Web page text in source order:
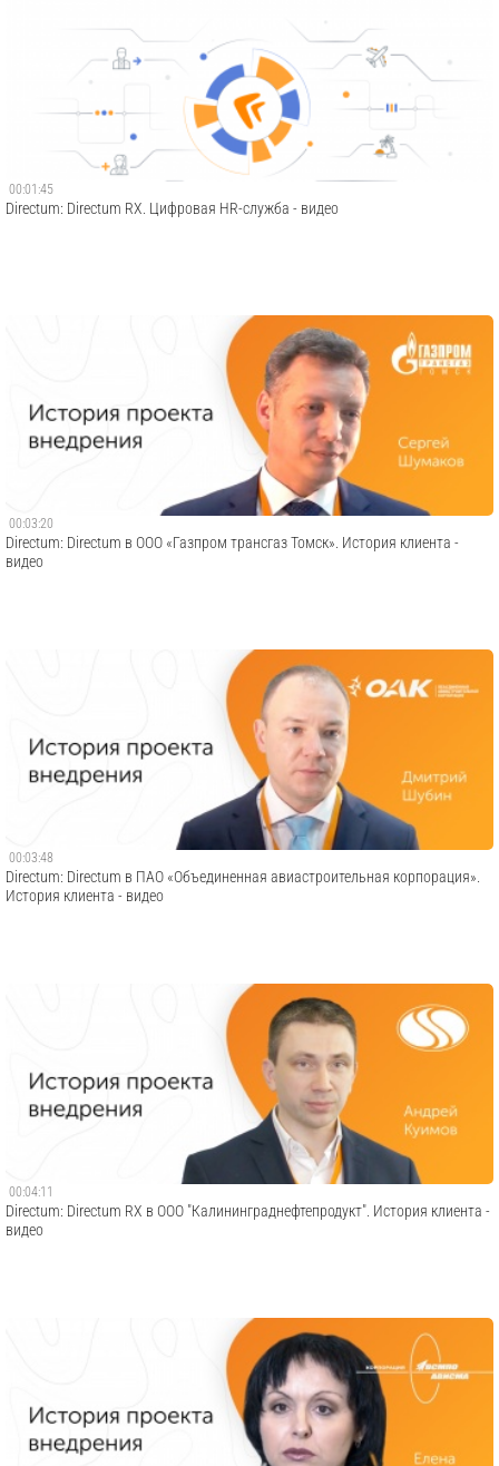
00:01:45
Directum: Directum RX. Цифровая HR-служба - видео
00:03:20
Directum: Directum в ООО «Газпром трансгаз Томск». История клиента -
видео
00:03:48
Directum: Directum в ПАО «Объединенная авиастроительная корпорация».
История клиента - видео
00:04:11
Directum: Directum RX в ООО "Калининграднефтепродукт". История клиента -
видео